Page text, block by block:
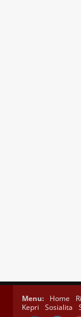
Menu: Home
Kepri
Sosialita